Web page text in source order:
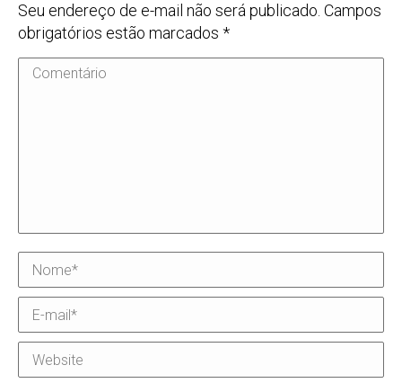
Seu endereço de e-mail não será publicado. Campos
obrigatórios estão marcados *
Comentário
Nome *
E-mail *
Website